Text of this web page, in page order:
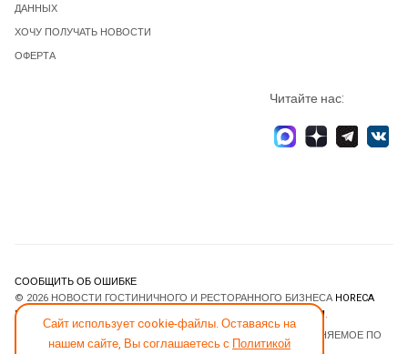
Сайт использует cookie-файлы. Оставаясь на
нашем сайте, Вы соглашаетесь с Политикой
ДАННЫХ
ХОЧУ ПОЛУЧАТЬ НОВОСТИ
ОФЕРТА
Читайте нас:
СООБЩИТЬ ОБ ОШИБКЕ
© 2026 НОВОСТИ ГОСТИНИЧНОГО И РЕСТОРАННОГО БИЗНЕСА HORECA
ESTATE
JOOMLART.COM.
- ПРОГРАММНОЕ ОБЕСПЕЧЕНИЕ, РАСПРОСТРАНЯЕМОЕ ПО